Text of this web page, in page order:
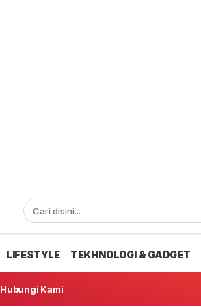
LIFESTYLE TEKHNOLOGI & GADGET
Hubungi Kami